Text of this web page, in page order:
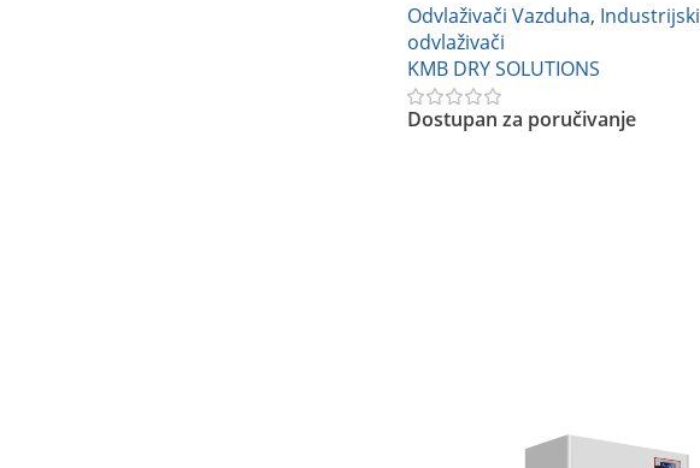
Odvlaživači Vazduha, Industrijski
odvlaživači
KMB DRY SOLUTIONS
Dostupan za poručivanje